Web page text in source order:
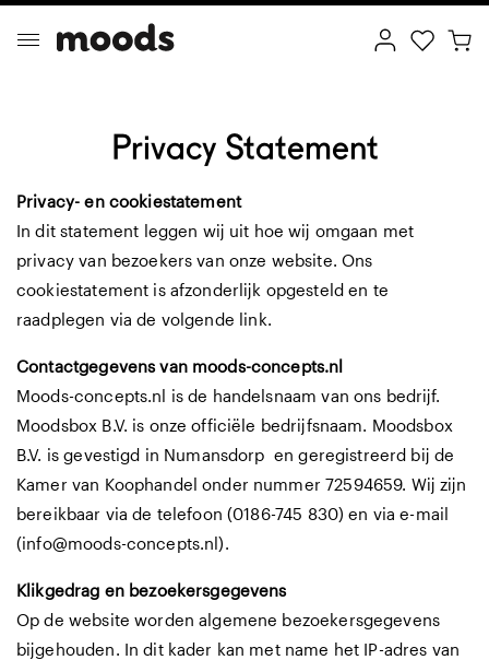
Minimalism
Privacy Statement
Privacy- en cookiestatement
In dit statement leggen wij uit hoe wij omgaan met
privacy van bezoekers van onze website. Ons
cookiestatement is afzonderlijk opgesteld en te
raadplegen via de volgende link.
Contactgegevens van moods-concepts.nl
Moods-concepts.nl is de handelsnaam van ons bedrijf.
Moodsbox B.V. is onze officiële bedrijfsnaam. Moodsbox
B.V. is gevestigd in Numansdorp en geregistreerd bij de
Kamer van Koophandel onder nummer 72594659. Wij zijn
bereikbaar via de telefoon (0186-745 830) en via e-mail
(info@moods-concepts.nl).
Klikgedrag en bezoekersgegevens
Op de website worden algemene bezoekersgegevens
bijgehouden. In dit kader kan met name het IP-adres van